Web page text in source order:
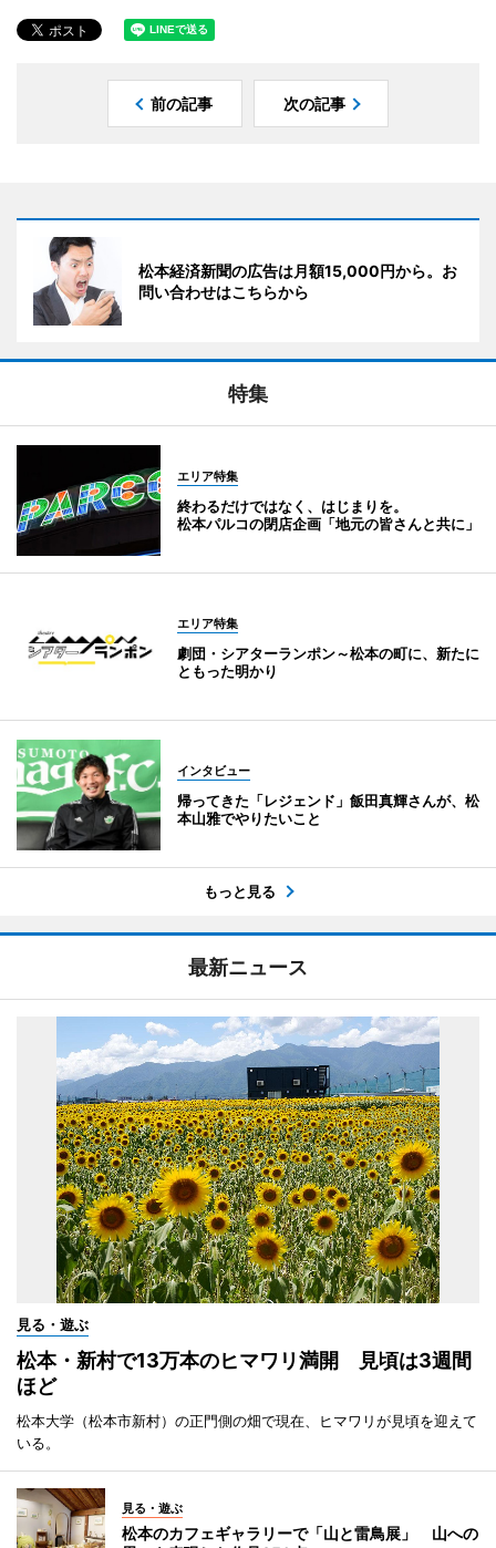
前の記事 次の記事
松本経済新聞の広告は月額15,000円から。お
問い合わせはこちらから
特集
エリア特集
終わるだけではなく、はじまりを。
松本パルコの閉店企画「地元の皆さんと共に」
エリア特集
劇団・シアターランポン～松本の町に、新たに
ともった明かり
インタビュー
帰ってきた「レジェンド」飯田真輝さんが、松
本山雅でやりたいこと
もっと見る
最新ニュース
見る・遊ぶ
松本・新村で13万本のヒマワリ満開 見頃は3週間
ほど
松本大学（松本市新村）の正門側の畑で現在、ヒマワリが見頃を迎えて
いる。
見る・遊ぶ
松本のカフェギャラリーで「山と雷鳥展」 山への